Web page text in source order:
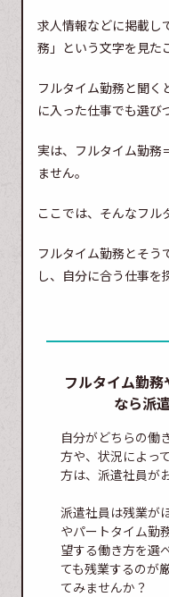
求人情報などに掲載し
務」という文字を見た
フルタイム勤務と聞く
に入った仕事でも選び
実は、フルタイム勤務
ません。
ここでは、そんなフル
フルタイム勤務とそう
し、自分に合う仕事を
フルタイム勤
なら派
自分がどちらの働
方や、状況によっ
方は、派遣社員が
派遣社員は残業が
やパートタイム勤
望する働き方を選
ても残業するのが
てみませんか？